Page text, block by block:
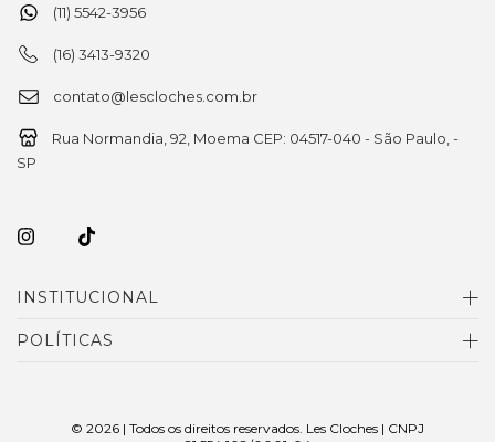
(11) 5542-3956
(16) 3413-9320
contato@lescloches.com.br
Rua Normandia, 92, Moema CEP: 04517-040 - São Paulo, -
SP
INSTITUCIONAL
POLÍTICAS
© 2026 | Todos os direitos reservados. Les Cloches | CNPJ